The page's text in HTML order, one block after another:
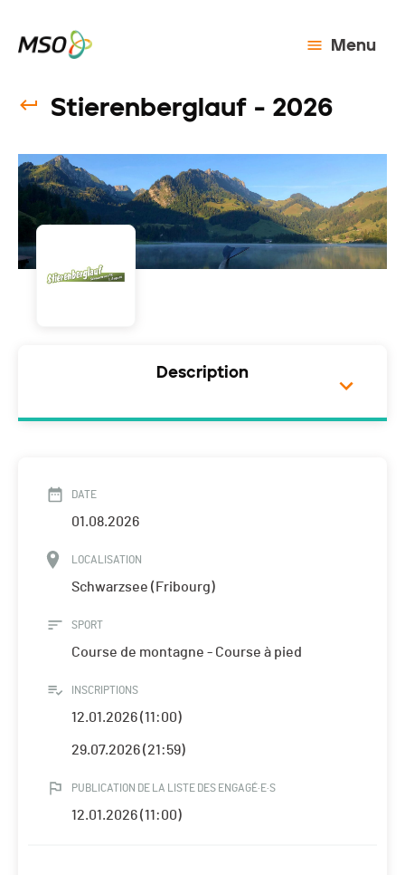
Menu
Stierenberglauf - 2026
Description
DATE
01.08.2026
LOCALISATION
Schwarzsee (Fribourg)
SPORT
Course de montagne - Course à pied
INSCRIPTIONS
12.01.2026 (11:00)
29.07.2026 (21:59)
PUBLICATION DE LA LISTE DES ENGAGÉ·E·S
12.01.2026 (11:00)